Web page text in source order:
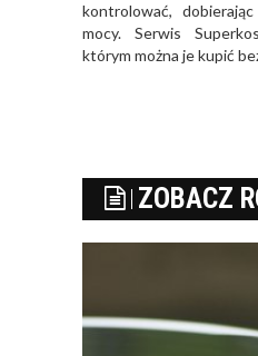
kontrolować,
mocy. Serwis
którym można je kupić
ZOBACZ